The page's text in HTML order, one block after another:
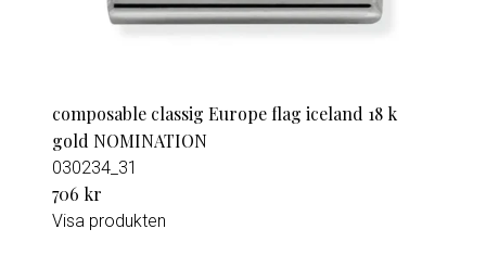
composable classig Europe flag iceland 18 k
gold NOMINATION
030234_31
706 kr
Visa produkten